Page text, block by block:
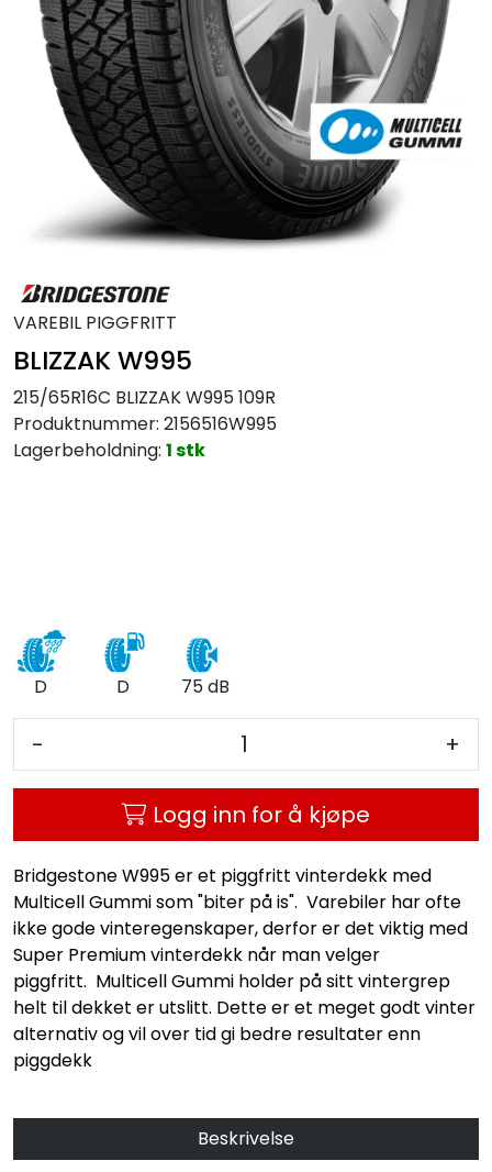
VAREBIL PIGGFRITT
BLIZZAK W995
215/65R16C BLIZZAK W995 109R
Produktnummer: 2156516W995
Lagerbeholdning: 1 stk
D D 75 dB
- +
Logg inn for å kjøpe
Bridgestone W995 er et piggfritt vinterdekk med
Multicell Gummi som "biter på is". Varebiler har ofte
ikke gode vinteregenskaper, derfor er det viktig med
Super Premium vinterdekk når man velger
piggfritt. Multicell Gummi holder på sitt vintergrep
helt til dekket er utslitt. Dette er et meget godt vinter
alternativ og vil over tid gi bedre resultater enn
piggdekk
Beskrivelse
MC
Tilbudstorget